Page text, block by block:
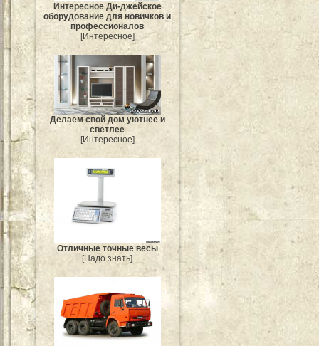
Интересное Ди-джейское
оборудование для новичков и
профессионалов
[Интересное]
Делаем свой дом уютнее и
светлее
[Интересное]
Отличные точные весы
[Надо знать]